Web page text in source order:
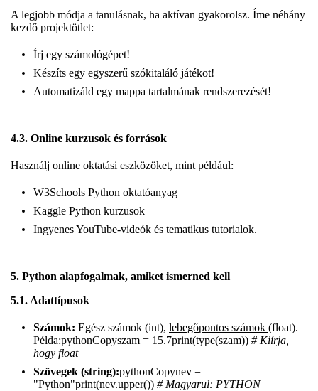
A legjobb módja a tanulásnak, ha aktívan gyakorolsz. Íme néhány
kezdő projektötlet:
Írj egy számológépet!
Készíts egy egyszerű szókitaláló játékot!
Automatizáld egy mappa tartalmának rendszerezését!
4.3. Online kurzusok és források
Használj online oktatási eszközöket, mint például:
W3Schools Python oktatóanyag
Kaggle Python kurzusok
Ingyenes YouTube-videók és tematikus tutorialok.
5. Python alapfogalmak, amiket ismerned kell
5.1. Adattípusok
Számok: Egész számok (int), lebegőpontos számok (float).
Példa:pythonCopyszam = 15.7print(type(szam)) # Kiírja,
hogy float
Szövegek (string):pythonCopynev =
"Python"print(nev.upper()) # Magyarul: PYTHON